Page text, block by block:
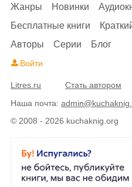
© 2008 - 2026 kuchaknig.org
Жанры Новинки
Бесплатные книги
Авторы
Серии Блог
Войти
Litres.ru Стать автором
Наша почта: